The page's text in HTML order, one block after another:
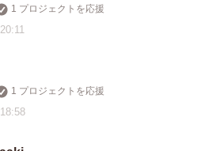
1 プロジェクトを応援
1 プロジェクトを応援